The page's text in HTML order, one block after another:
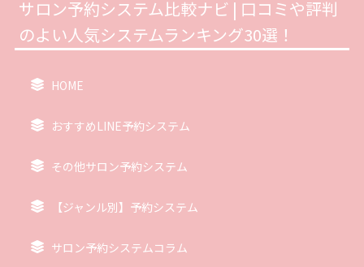
サロン予約システム比較ナビ | 口コミや評判
のよい人気システムランキング30選！
HOME
おすすめLINE予約システム
その他サロン予約システム
【ジャンル別】予約システム
サロン予約システムコラム